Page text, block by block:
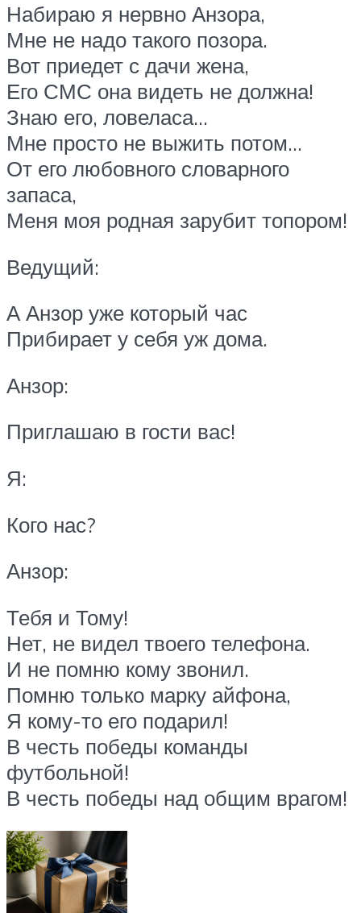
Набираю я нервно Анзора,
Мне не надо такого позора.
Вот приедет с дачи жена,
Его СМС она видеть не должна!
Знаю его, ловеласа…
Мне просто не выжить потом…
От его любовного словарного
запаса,
Меня моя родная зарубит топором!
Ведущий:
А Анзор уже который час
Прибирает у себя уж дома.
Анзор:
Приглашаю в гости вас!
Я:
Кого нас?
Анзор:
Тебя и Тому!
Нет, не видел твоего телефона.
И не помню кому звонил.
Помню только марку айфона,
Я кому-то его подарил!
В честь победы команды
футбольной!
В честь победы над общим врагом!